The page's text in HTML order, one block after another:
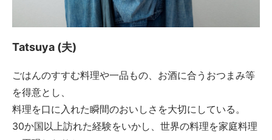
Tatsuya (夫)
ごはんのすすむ料理や一品もの、お酒に合うおつまみ等
を得意とし、
料理を口に入れた瞬間のおいしさを大切にしている。
30か国以上訪れた経験をいかし、世界の料理を家庭料理